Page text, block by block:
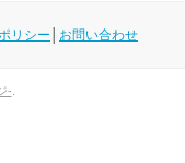
リシー お問い合わせ
-